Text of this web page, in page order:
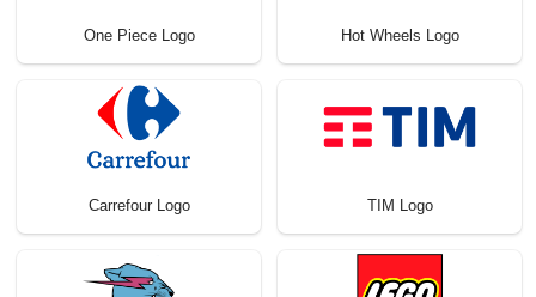
One Piece Logo Hot Wheels Logo
Carrefour Logo TIM Logo